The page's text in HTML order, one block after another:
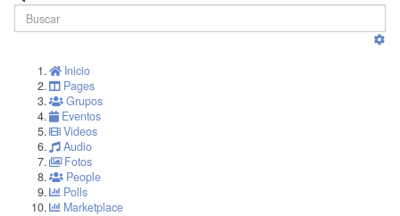
Inicio
Pages
Grupos
Eventos
Videos
Audio
Fotos
People
Polls
Marketplace